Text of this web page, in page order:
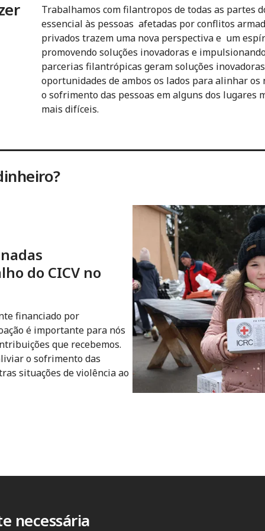
Trabalhamos com filantropos de todas as partes
essencial às pessoas afetadas por conflitos
privados trazem uma nova perspectiva e um
promovendo soluções inovadoras e
parcerias filantrópicas geram soluções
oportunidades de ambos os lados para alinhar
o sofrimento das pessoas em alguns dos lugares
mais difíceis.
do CICV no
financiado por
é importante para nós
que recebemos.
o sofrimento das
situações de violência ao
necessária